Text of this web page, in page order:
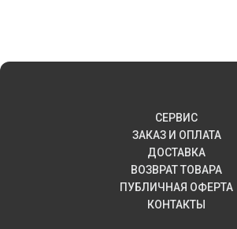
СЕРВИС
ЗАКАЗ И ОПЛАТА
ДОСТАВКА
ВОЗВРАТ ТОВАРА
ПУБЛИЧНАЯ ОФЕРТА
КОНТАКТЫ